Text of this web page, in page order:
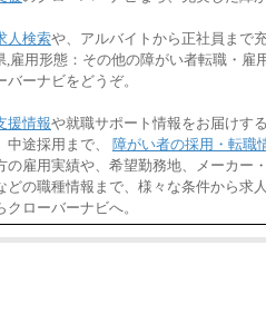
人検索や、アルバイトから正社員まで
,雇用形態：その他の障がい者転職・雇
ーナビをどうぞ。
援情報や就職サポート情報をお届けす
中途採用まで、 障がい者の採用・転職
の雇用実績や、希望勤務地、メーカー
どの職種情報まで、様々な条件から求
クローバーナビへ。